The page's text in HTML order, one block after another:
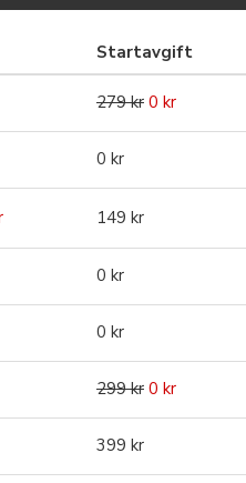
Startavgift
279 kr 0 kr
0 kr
149 kr
0 kr
0 kr
299 kr 0 kr
399 kr